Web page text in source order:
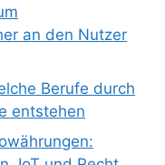
an den Nutzer
Berufe durch
entstehen